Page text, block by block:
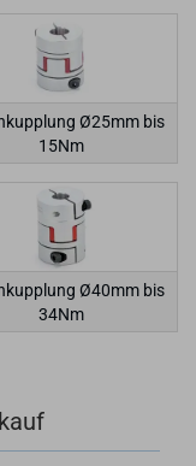
Ø25mm bis
15Nm
Ø40mm bis
34Nm